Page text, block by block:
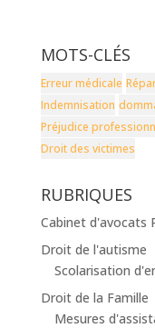
MOTS-CLÉS
Erreur médicale
Indemnisation
Préjudice
Droit des victimes
RUBRIQUES
Cabinet d'avocats
Droit de l'autisme
Scolarisation
Droit de la Famille
Mesures